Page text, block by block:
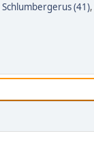
Schlumbergerus (41),